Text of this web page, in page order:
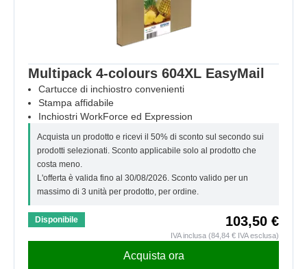
Multipack 4-colours 604XL EasyMail
Cartucce di inchiostro convenienti
Stampa affidabile
Inchiostri WorkForce ed Expression
Acquista un prodotto e ricevi il 50% di sconto sul secondo sui
prodotti selezionati. Sconto applicabile solo al prodotto che
costa meno.
L'offerta è valida fino al 30/08/2026. Sconto valido per un
massimo di 3 unità per prodotto, per ordine.
Disponibile 103,50 €
IVA inclusa (84,84 € IVA esclusa)
Acquista ora